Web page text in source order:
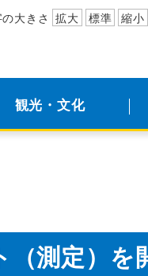
大きさ 拡大 標準 縮小
観光・文化
測定）